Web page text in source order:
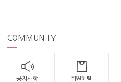
COMMUNITY
공지사항 회원혜택